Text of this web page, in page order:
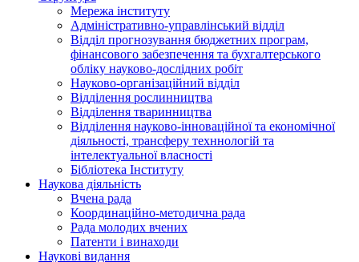
Мережа інституту
Адміністративно-управлінський відділ
Відділ прогнозування бюджетних програм,
фінансового забезпечення та бухгалтерського
обліку науково-дослідних робіт
Науково-організаційний відділ
Відділення рослинництва
Відділення тваринництва
Відділення науково-інноваційної та економічної
діяльності, трансферу техннологій та
інтелектуальної власності
Бібліотека Інституту
Наукова діяльність
Вчена рада
Координаційно-методична рада
Рада молодих вчених
Патенти і винаходи
Наукові видання